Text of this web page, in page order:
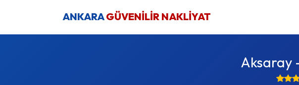
ANKARAGÜVENİLİR NAKLİYAT
Aksaray